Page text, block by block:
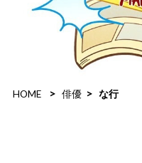
HOME 俳優 な行